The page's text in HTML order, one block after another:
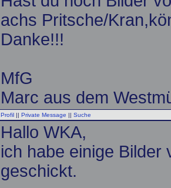
achs Pritsche/
Danke!!!
MfG
Marc aus dem
Profil || Private Message || Suche
Hallo WKA,
ich habe einige Bilder
geschickt.